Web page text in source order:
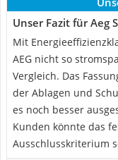
Unser Fazit für Aeg
Mit
AEG nicht so
Vergleich. Das
der Ablagen und
es noch besser
Kunden könnte das
Ausschlusskriterium